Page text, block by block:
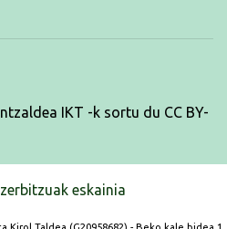
IKT -k sortu du CC BY-
eskainia